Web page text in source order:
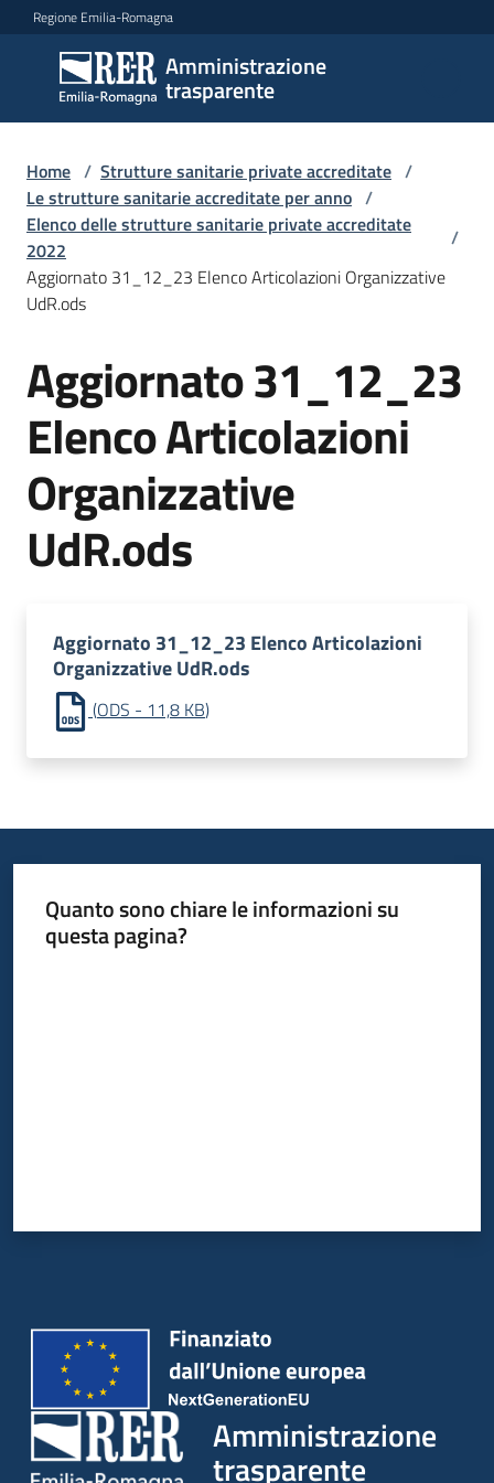
Vai al contenuto
Vai alla navigazione
Vai al footer
Regione Emilia-Romagna
Amministrazione
trasparente
Amministrazione
trasparente
Sottosezioni
Accesso
Home / Strutture sanitarie private accreditate /
Le strutture sanitarie accreditate per anno /
Elenco delle strutture sanitarie private accreditate
2022
/
Aggiornato 31_12_23 Elenco Articolazioni Organizzative
UdR.ods
Aggiornato 31_12_23
Elenco Articolazioni
Organizzative
UdR.ods
Aggiornato 31_12_23 Elenco Articolazioni
Organizzative UdR.ods
(ODS - 11,8 KB)
Quanto sono chiare le informazioni su
questa pagina?
Amministrazione
trasparente